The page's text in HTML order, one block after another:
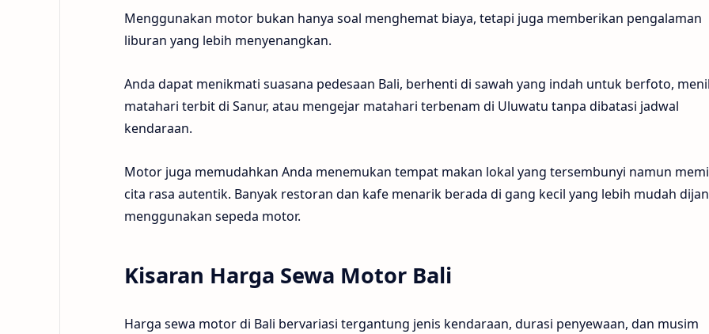
Menggunakan motor bukan hanya soal menghemat biaya, tetapi juga memberikan pengalaman
liburan yang lebih menyenangkan.
Anda dapat menikmati suasana pedesaan Bali, berhenti di sawah yang indah untuk berfoto,
matahari terbit di Sanur, atau mengejar matahari terbenam di Uluwatu tanpa dibatasi jadwal
kendaraan.
Motor juga memudahkan Anda menemukan tempat makan lokal yang tersembunyi namun
cita rasa autentik. Banyak restoran dan kafe menarik berada di gang kecil yang lebih mudah
menggunakan sepeda motor.
Kisaran Harga Sewa Motor Bali
Harga sewa motor di Bali bervariasi tergantung jenis kendaraan, durasi penyewaan, dan musim